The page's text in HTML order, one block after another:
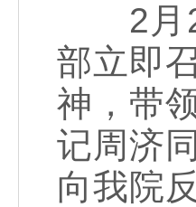
2月22
部立即
神，带
记周济
向我院